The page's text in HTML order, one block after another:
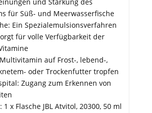
für Süß- und Meerwasserfische
Ein Spezialemulsionsverfahren
für volle Verfügbarkeit der
auf Frost-, lebend-,
oder Trockenfutter tropfen
Zugang zum Erkennen von
x Flasche JBL Atvitol, 20300, 50 ml